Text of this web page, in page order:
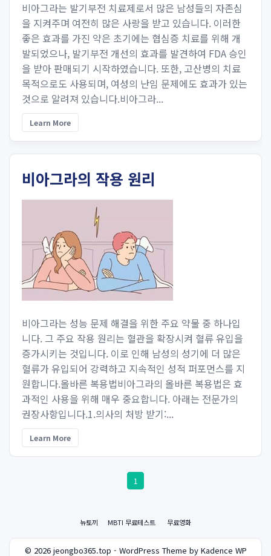
비아그라는 발기부전 치료제로서 많은 남성들의 자존심
을 지켜주며 여전히 많은 사랑을 받고 있습니다. 이러한
좋은 효과를 가진 약은 초기에는 협심증 치료를 위해 개
발되었으나, 발기부전 개선의 효과를 발견하여 FDA 승인
을 받아 판매되기 시작하였습니다. 또한, 고산병의 치료
목적으로도 사용되며, 여성의 난임 문제에도 효과가 있는
것으로 알려져 있습니다.비아그라...
Learn More
비아그라의 작용 원리
비아그라는 성능 문제 해결을 위한 주요 약물 중 하나입
니다. 그 주요 작용 원리는 혈관을 확장시켜 혈류 유입을
증가시키는 것입니다. 이로 인해 남성의 성기에 더 많은
혈류가 유입되어 강력하고 지속적인 성적 퍼포먼스를 지
원합니다.올바른 복용법비아그라의 올바른 복용법은 효
과적인 사용을 위해 매우 중요합니다. 아래는 전문가의
권장사항입니다.1.의사의 처방 받기:...
Learn More
1
뉴토끼 MBTI 무료테스트 무료영화
© 2026 jeongbo365.top - WordPress Theme by Kadence WP